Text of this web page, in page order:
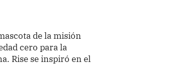
de la misión
cero para la
Rise se inspiró en el